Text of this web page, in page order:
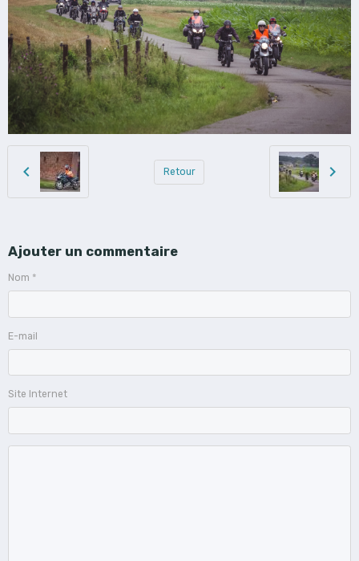
Retour
Ajouter un commentaire
Nom
E-mail
Site Internet